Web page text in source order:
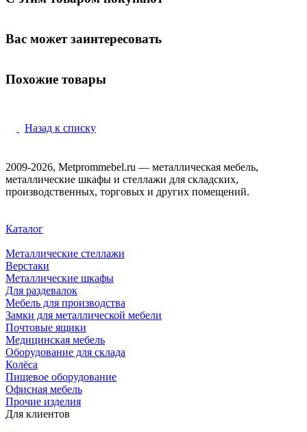
Вас может заинтересовать
Похожие товары
Назад к списку
2009-2026, Metprommebel.ru — металлическая мебель,
металлические шкафы и стеллажи для складских,
производственных, торговых и других помещений.
Каталог
Металлические стеллажи
Верстаки
Металлические шкафы
Для раздевалок
Мебель для производства
Замки для металлической мебели
Почтовые ящики
Медицинская мебель
Оборудование для склада
Колёса
Пищевое оборудование
Офисная мебель
Прочие изделия
Для клиентов